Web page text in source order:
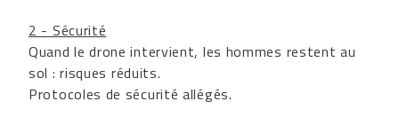
2 - Sécurité
Quand le drone intervient, les hommes restent au
sol : risques réduits.
Protocoles de sécurité allégés.